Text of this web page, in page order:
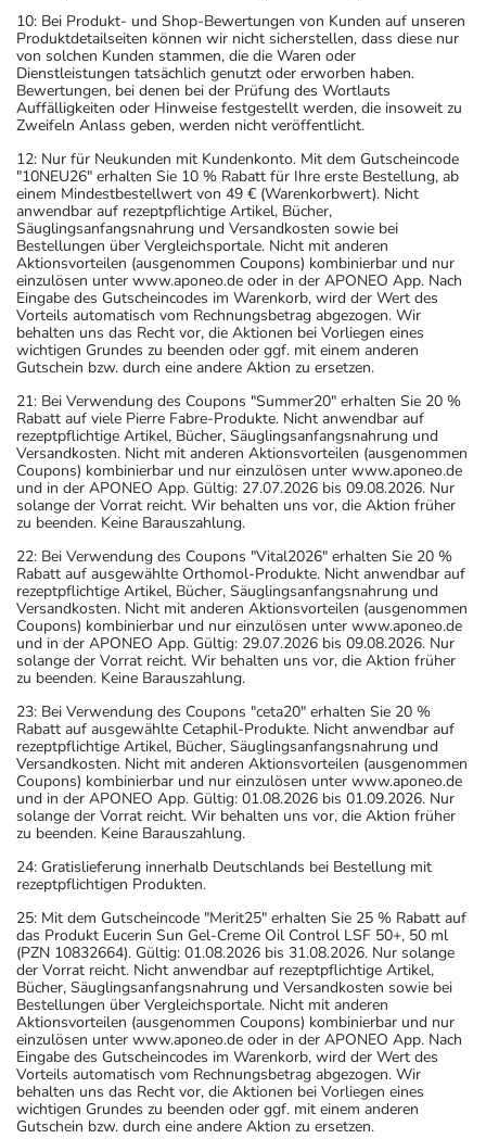
10: Bei Produkt- und Shop-Bewertungen von Kunden auf unseren
Produktdetailseiten können wir nicht sicherstellen, dass diese nur
von solchen Kunden stammen, die die Waren oder
Dienstleistungen tatsächlich genutzt oder erworben haben.
Bewertungen, bei denen bei der Prüfung des Wortlauts
Auffälligkeiten oder Hinweise festgestellt werden, die insoweit zu
Zweifeln Anlass geben, werden nicht veröffentlicht.
12: Nur für Neukunden mit Kundenkonto. Mit dem Gutscheincode
"10NEU26" erhalten Sie 10 % Rabatt für Ihre erste Bestellung, ab
einem Mindestbestellwert von 49 € (Warenkorbwert). Nicht
anwendbar auf rezeptpflichtige Artikel, Bücher,
Säuglingsanfangsnahrung und Versandkosten sowie bei
Bestellungen über Vergleichsportale. Nicht mit anderen
Aktionsvorteilen (ausgenommen Coupons) kombinierbar und nur
einzulösen unter www.aponeo.de oder in der APONEO App. Nach
Eingabe des Gutscheincodes im Warenkorb, wird der Wert des
Vorteils automatisch vom Rechnungsbetrag abgezogen. Wir
behalten uns das Recht vor, die Aktionen bei Vorliegen eines
wichtigen Grundes zu beenden oder ggf. mit einem anderen
Gutschein bzw. durch eine andere Aktion zu ersetzen.
21: Bei Verwendung des Coupons "Summer20" erhalten Sie 20 %
Rabatt auf viele Pierre Fabre-Produkte. Nicht anwendbar auf
rezeptpflichtige Artikel, Bücher, Säuglingsanfangsnahrung und
Versandkosten. Nicht mit anderen Aktionsvorteilen (ausgenommen
Coupons) kombinierbar und nur einzulösen unter www.aponeo.de
und in der APONEO App. Gültig: 27.07.2026 bis 09.08.2026. Nur
solange der Vorrat reicht. Wir behalten uns vor, die Aktion früher
zu beenden. Keine Barauszahlung.
22: Bei Verwendung des Coupons "Vital2026" erhalten Sie 20 %
Rabatt auf ausgewählte Orthomol-Produkte. Nicht anwendbar auf
rezeptpflichtige Artikel, Bücher, Säuglingsanfangsnahrung und
Versandkosten. Nicht mit anderen Aktionsvorteilen (ausgenommen
Coupons) kombinierbar und nur einzulösen unter www.aponeo.de
und in der APONEO App. Gültig: 29.07.2026 bis 09.08.2026. Nur
solange der Vorrat reicht. Wir behalten uns vor, die Aktion früher
zu beenden. Keine Barauszahlung.
23: Bei Verwendung des Coupons "ceta20" erhalten Sie 20 %
Rabatt auf ausgewählte Cetaphil-Produkte. Nicht anwendbar auf
rezeptpflichtige Artikel, Bücher, Säuglingsanfangsnahrung und
Versandkosten. Nicht mit anderen Aktionsvorteilen (ausgenommen
Coupons) kombinierbar und nur einzulösen unter www.aponeo.de
und in der APONEO App. Gültig: 01.08.2026 bis 01.09.2026. Nur
solange der Vorrat reicht. Wir behalten uns vor, die Aktion früher
zu beenden. Keine Barauszahlung.
24: Gratislieferung innerhalb Deutschlands bei Bestellung mit
rezeptpflichtigen Produkten.
25: Mit dem Gutscheincode "Merit25" erhalten Sie 25 % Rabatt auf
das Produkt Eucerin Sun Gel-Creme Oil Control LSF 50+, 50 ml
(PZN 10832664). Gültig: 01.08.2026 bis 31.08.2026. Nur solange
der Vorrat reicht. Nicht anwendbar auf rezeptpflichtige Artikel,
Bücher, Säuglingsanfangsnahrung und Versandkosten sowie bei
Bestellungen über Vergleichsportale. Nicht mit anderen
Aktionsvorteilen (ausgenommen Coupons) kombinierbar und nur
einzulösen unter www.aponeo.de oder in der APONEO App. Nach
Eingabe des Gutscheincodes im Warenkorb, wird der Wert des
Vorteils automatisch vom Rechnungsbetrag abgezogen. Wir
behalten uns das Recht vor, die Aktionen bei Vorliegen eines
wichtigen Grundes zu beenden oder ggf. mit einem anderen
Gutschein bzw. durch eine andere Aktion zu ersetzen.